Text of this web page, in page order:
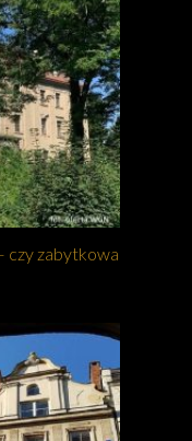
czy zabytkowa